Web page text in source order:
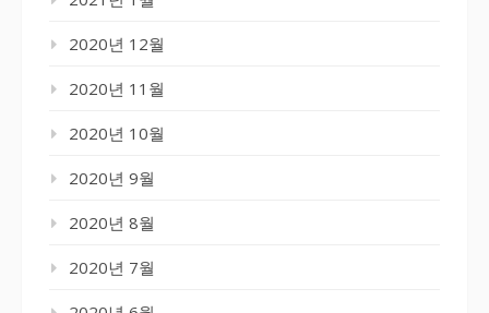
2020년 12월
2020년 11월
2020년 10월
2020년 9월
2020년 8월
2020년 7월